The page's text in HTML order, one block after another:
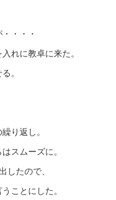
・・・
れに教卓に来た。
。
り返し。
スムーズに。
したので、
ことにした。